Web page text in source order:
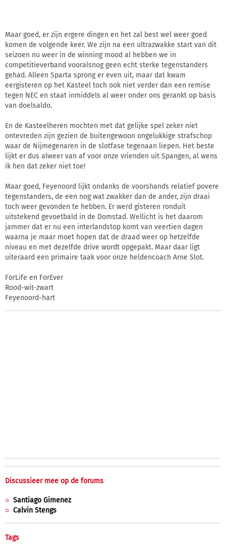
Maar goed, er zijn ergere dingen en het zal best wel weer goed
komen de volgende keer. We zijn na een ultrazwakke start van dit
seizoen nu weer in de winning mood al hebben we in
competitieverband vooralsnog geen echt sterke tegenstanders
gehad. Alleen Sparta sprong er even uit, maar dat kwam
eergisteren op het Kasteel toch ook niet verder dan een remise
tegen NEC en staat inmiddels al weer onder ons gerankt op basis
van doelsaldo.
En de Kasteelheren mochten met dat gelijke spel zeker niet
ontevreden zijn gezien de buitengewoon ongelukkige strafschop
waar de Nijmegenaren in de slotfase tegenaan liepen. Het beste
lijkt er dus alweer van af voor onze vrienden uit Spangen, al wens
ik hen dat zeker niet toe!
Maar goed, Feyenoord lijkt ondanks de voorshands relatief povere
tegenstanders, de een nog wat zwakker dan de ander, zijn draai
toch weer gevonden te hebben. Er werd gisteren ronduit
uitstekend gevoetbald in de Domstad. Wellicht is het daarom
jammer dat er nu een interlandstop komt van veertien dagen
waarna je maar moet hopen dat de draad weer op hetzelfde
niveau en met dezelfde drive wordt opgepakt. Maar daar ligt
uiteraard een primaire taak voor onze heldencoach Arne Slot.
ForLife en ForEver
Rood-wit-zwart
Feyenoord-hart
Discussieer mee op de forums
Santiago Gimenez
Calvin Stengs
Tags